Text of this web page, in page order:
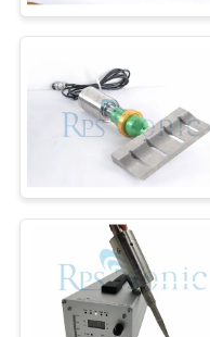
FABRIK-
TRETEN
SIE
UNS